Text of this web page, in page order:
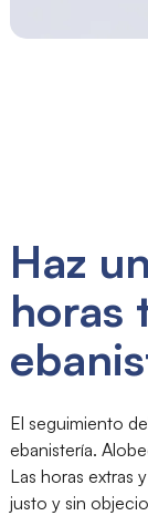
Haz
horas
El seguimiento
ebanistería.
Las horas extras
justo y sin